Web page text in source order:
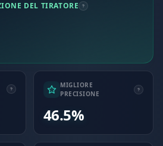
DEL TIRATORE
MIGLIORE
PRECISIONE
46.5%